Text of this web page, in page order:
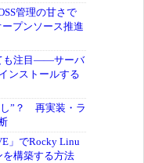
管理の甘さで
プンソース推進
も注目――サーバ
ンストールする
し”？ 再実装・ラ
」でRocky Linu
を構築する方法